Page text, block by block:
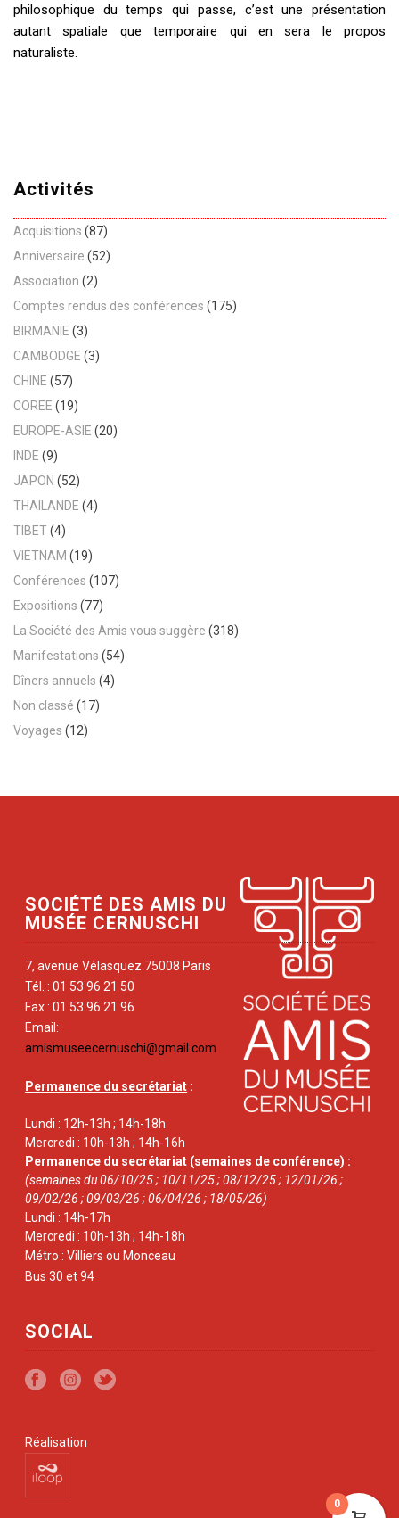
philosophique du temps qui passe, c’est une présentation
autant spatiale que temporaire qui en sera le propos
naturaliste.
Activités
Acquisitions (87)
Anniversaire (52)
Association (2)
Comptes rendus des conférences (175)
BIRMANIE (3)
CAMBODGE (3)
CHINE (57)
COREE (19)
EUROPE-ASIE (20)
INDE (9)
JAPON (52)
THAILANDE (4)
TIBET(4)
VIETNAM (19)
Conférences (107)
Expositions (77)
La Société des Amis vous suggère (318)
Manifestations (54)
Dîners annuels (4)
Non classé (17)
Voyages (12)
SOCIÉTÉ DES AMIS DU
MUSÉE CERNUSCHI
7, avenue Vélasquez 75008 Paris
Tél. : 01 53 96 21 50
Fax : 01 53 96 21 96
Email:
amismuseecernuschi@gmail.com
Permanence du secrétariat :
Lundi : 12h-13h ; 14h-18h
Mercredi : 10h-13h ; 14h-16h
Permanence du secrétariat (semaines de conférence) :
(semaines du 06/10/25 ; 10/11/25 ; 08/12/25 ; 12/01/26 ;
09/02/26 ; 09/03/26 ; 06/04/26 ; 18/05/26)
Lundi : 14h-17h
Mercredi : 10h-13h ; 14h-18h
Métro : Villiers ou Monceau
Bus 30 et 94
SOCIAL
Réalisation
0